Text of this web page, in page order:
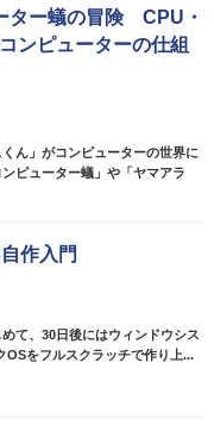
ター蟻の冒険 CPU・
ンピューターの仕組
ん」がコンピューターの世界に
ピューター蟻」や「ヤマアラ
作入門
て、30日後にはウィンドウシス
をフルスクラッチで作り上...